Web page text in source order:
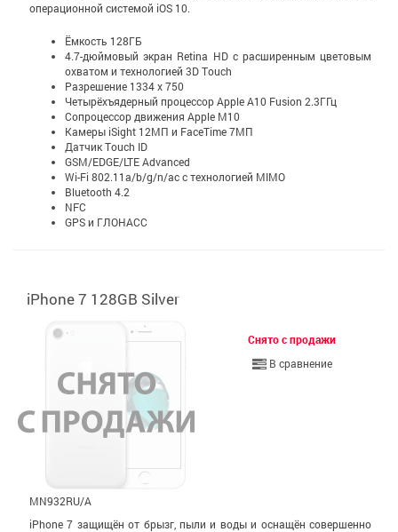
операционной системой iOS 10.
Ёмкость 128ГБ
4.7-дюймовый экран Retina HD c расширенным цветовым
охватом и технологией 3D Touch
Разрешение 1334 x 750
Четырёхъядерный процессор Apple A10 Fusion 2.3ГГц
Сопроцессор движения Apple M10
Камеры iSight 12МП и FaceTime 7МП
Датчик Touch ID
GSM/EDGE/LTE Advanced
Wi-Fi 802.11a/b/g/n/ac с технологией MIMO
Bluetooth 4.2
NFC
GPS и ГЛОНАСС
iPhone 7 128GB Silver
Снято с продажи
В сравнение
MN932RU/A
iPhone 7 защищён от брызг, пыли и воды и оснащён совершенно